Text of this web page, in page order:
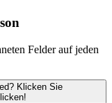
Felder auf jeden
Klicken Sie